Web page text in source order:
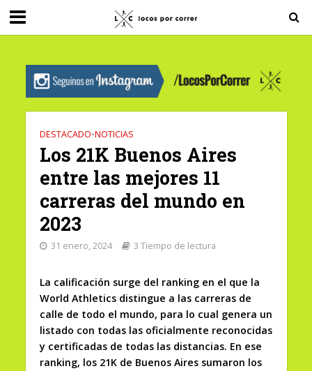
G-0X2PD3RFLV
DESTACADO•NOTICIAS
Los 21K Buenos Aires
entre las mejores 11
carreras del mundo en
2023
31 enero, 2024 3 Tiempo de lectura
La calificación surge del ranking en el que la
World Athletics distingue a las carreras de
calle de todo el mundo, para lo cual genera un
listado con todas las oficialmente reconocidas
y certificadas de todas las distancias. En ese
ranking, los 21K de Buenos Aires sumaron los